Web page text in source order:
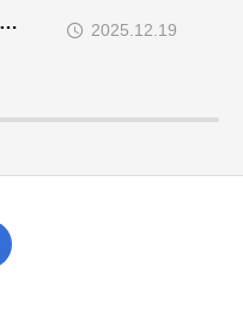
2025.12.19